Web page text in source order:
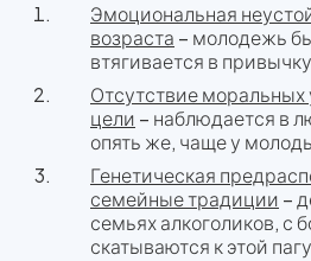
Эмоциональная
возраста – молодежь
втягивается в
Отсутствие моральных
цели – наблюдается в
опять же, чаще у
Генетическая
семейные традиции –
семьях алкоголиков, с
скатываются к этой